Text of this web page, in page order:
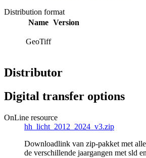
Distribution format
Name Version
GeoTiff
Distributor
Digital transfer options
OnLine resource
hh_licht_2012_2024_v3.zip
Downloadlink van zip-pakket met
de verschillende jaargangen met sld